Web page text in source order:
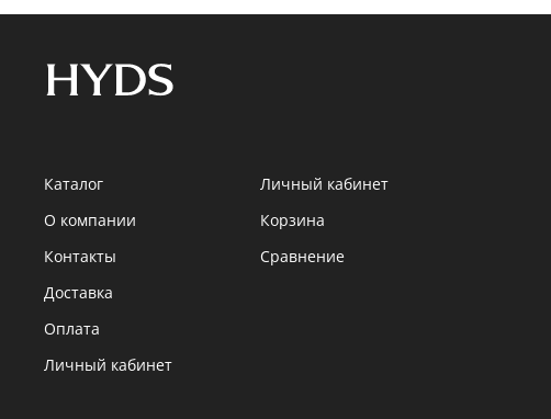
Каталог
О компании
Контакты
Доставка
Оплата
Личный кабинет
Личный кабинет
Корзина
Сравнение